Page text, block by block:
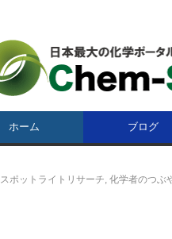
ホーム ブログ
スポットライトリサーチ, 化学者のつぶ